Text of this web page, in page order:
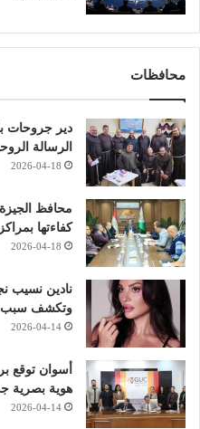
محافظات
دير جروحات
الرسالة
2026-04-18
محافظ
كفاءتها
2026-04-18
نادين نسيب
وتكشف سبب
2026-04-14
أسوان توقع
هوية بصرية
2026-04-14